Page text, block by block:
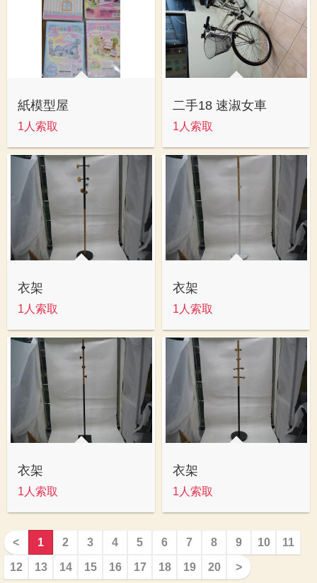
紙模型屋
1人索取
二手18 速淑女車
1人索取
衣架
1人索取
衣架
1人索取
衣架
1人索取
衣架
1人索取
< 1 2 3 4 5 6 7 8 9 10 11
12 13 14 15 16 17 18 19 20 >